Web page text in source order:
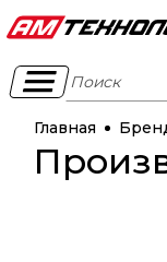
Поиск
Главная